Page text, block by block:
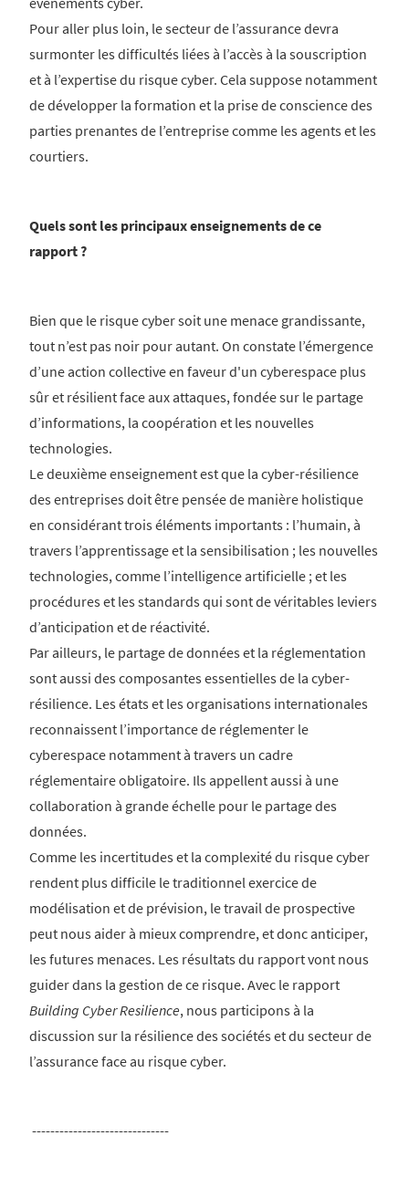
Pour aller plus loin, le secteur de l’assurance devra
surmonter les difficultés liées à l’accès à la souscription
et à l’expertise du risque cyber. Cela suppose notamment
de développer la formation et la prise de conscience des
parties prenantes de l’entreprise comme les agents et les
courtiers.
Quels sont les principaux enseignements de ce
rapport ?
Bien que le risque cyber soit une menace grandissante,
tout n’est pas noir pour autant. On constate l’émergence
d’une action collective en faveur d'un cyberespace plus
sûr et résilient face aux attaques, fondée sur le partage
d’informations, la coopération et les nouvelles
technologies.
Le deuxième enseignement est que la cyber-résilience
des entreprises doit être pensée de manière holistique
en considérant trois éléments importants : l’humain, à
travers l’apprentissage et la sensibilisation ; les nouvelles
technologies, comme l’intelligence artificielle ; et les
procédures et les standards qui sont de véritables leviers
d’anticipation et de réactivité.
Par ailleurs, le partage de données et la réglementation
sont aussi des composantes essentielles de la cyber-
résilience. Les états et les organisations internationales
reconnaissent l’importance de réglementer le
cyberespace notamment à travers un cadre
réglementaire obligatoire. Ils appellent aussi à une
collaboration à grande échelle pour le partage des
données.
Comme les incertitudes et la complexité du risque cyber
rendent plus difficile le traditionnel exercice de
modélisation et de prévision, le travail de prospective
peut nous aider à mieux comprendre, et donc anticiper,
les futures menaces. Les résultats du rapport vont nous
guider dans la gestion de ce risque. Avec le rapport
Building Cyber Resilience, nous participons à la
discussion sur la résilience des sociétés et du secteur de
l’assurance face au risque cyber.
------------------------------